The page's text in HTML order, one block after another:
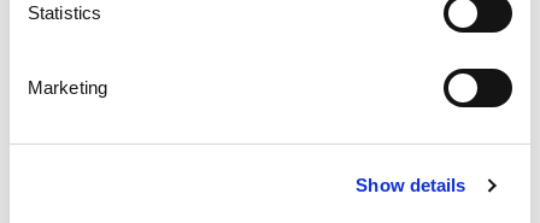
Statistics
Marketing
Show details
ENTRESOL